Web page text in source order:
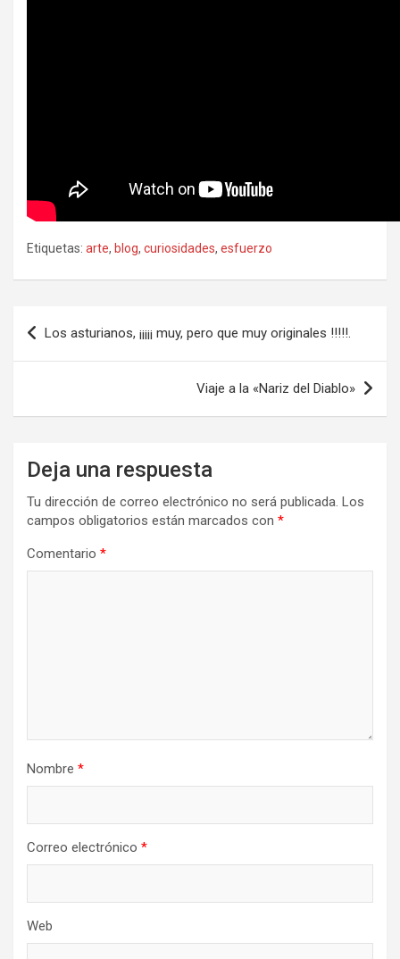
Etiquetas: arte, blog, curiosidades, esfuerzo
Navegación
de
Los asturianos, ¡¡¡¡¡ muy, pero que muy originales !!!!!.
Viaje a la «Nariz del Diablo»
Deja una respuesta
Tu dirección de correo electrónico no será publicada. Los
campos obligatorios están marcados con *
Comentario *
Nombre *
Correo electrónico *
Web